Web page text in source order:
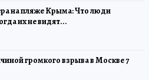
на пляже Крыма: Что люди
их не видят...
громкого взрыва в Москве 7